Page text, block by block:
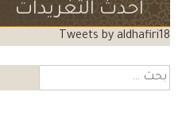
احدث التغريدات
Tweets by aldhafiri18
البحث
عن: